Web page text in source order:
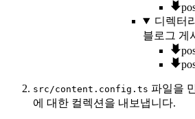
디렉터리
블로그 게
src/content.config.ts 파일을
에 대한 컬렉션을 내보냅니다.